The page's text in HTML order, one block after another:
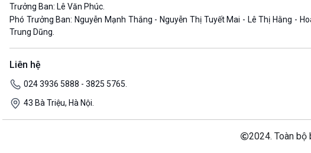
Trưởng Ban: Lê Văn Phúc.
Phó Trưởng Ban: Nguyễn Mạnh Thắng - Nguyễn Thị Tuyết Mai - Lê Thị Hằng -
Trung Dũng.
Liên hệ
024 3936 5888 - 3825 5765.
43 Bà Triệu, Hà Nội.
2024. Toàn bộ